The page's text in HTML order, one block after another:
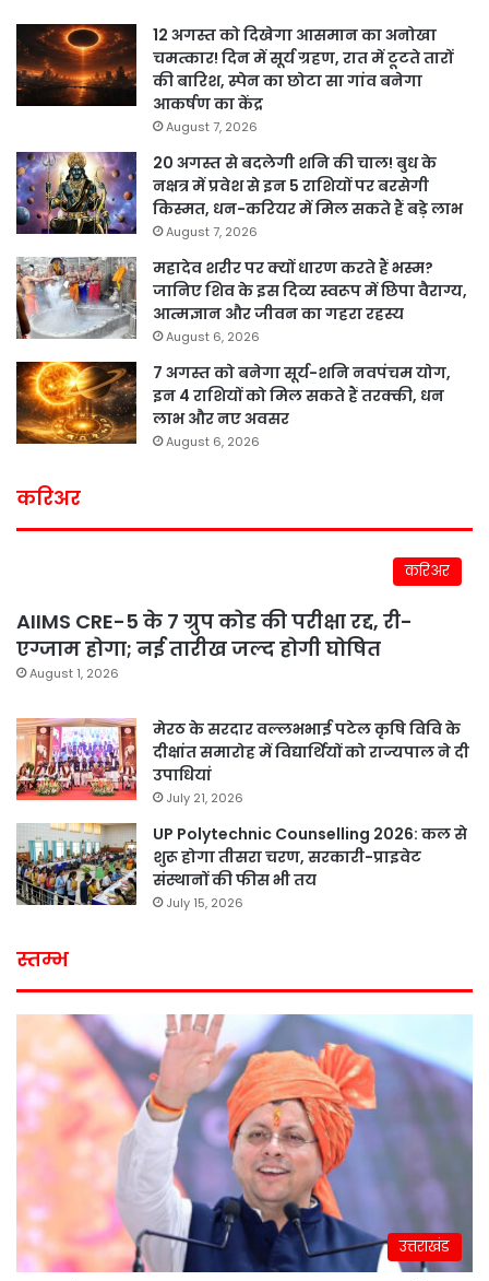
12 अगस्त को दिखेगा आसमान का अनोखा
चमत्कार! दिन में सूर्य ग्रहण, रात में टूटते तारों
की बारिश, स्पेन का छोटा सा गांव बनेगा
आकर्षण का केंद्र
August 7, 2026
20 अगस्त से बदलेगी शनि की चाल! बुध के
नक्षत्र में प्रवेश से इन 5 राशियों पर बरसेगी
किस्मत, धन-करियर में मिल सकते हैं बड़े लाभ
August 7, 2026
महादेव शरीर पर क्यों धारण करते हैं भस्म?
जानिए शिव के इस दिव्य स्वरूप में छिपा वैराग्य,
आत्मज्ञान और जीवन का गहरा रहस्य
August 6, 2026
7 अगस्त को बनेगा सूर्य-शनि नवपंचम योग,
इन 4 राशियों को मिल सकते हैं तरक्की, धन
लाभ और नए अवसर
August 6, 2026
करिअर
करिअर
AIIMS CRE-5 के 7 ग्रुप कोड की परीक्षा रद्द, री-
एग्जाम होगा; नई तारीख जल्द होगी घोषित
August 1, 2026
मेरठ के सरदार वल्लभभाई पटेल कृषि विवि के
दीक्षांत समारोह में विद्यार्थियों को राज्यपाल ने दी
उपाधियां
July 21, 2026
UP Polytechnic Counselling 2026: कल से
शुरू होगा तीसरा चरण, सरकारी-प्राइवेट
संस्थानों की फीस भी तय
July 15, 2026
स्तम्भ
उत्तराखंड